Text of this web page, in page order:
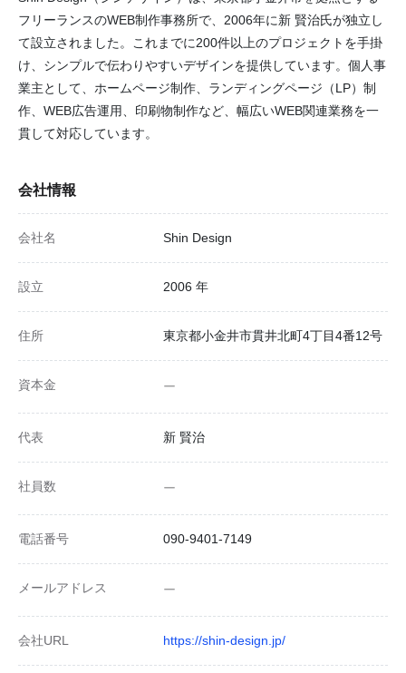
フリーランスのWEB制作事務所で、2006年に新 賢治氏が独立し
て設立されました。これまでに200件以上のプロジェクトを手掛
け、シンプルで伝わりやすいデザインを提供しています。個人事
業主として、ホームページ制作、ランディングページ（LP）制
作、WEB広告運用、印刷物制作など、幅広いWEB関連業務を一
貫して対応しています。
会社情報
会社名 Shin Design
設立 2006 年
住所 東京都小金井市貫井北町4丁目4番12号
資本金 ー
代表 新 賢治
社員数 ー
電話番号 090-9401-7149
メールアドレス ー
会社URL https://shin-design.jp/